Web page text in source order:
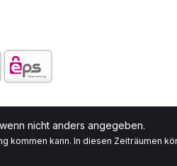
nicht anders angegeben.
kommen kann. In diesen Zeiträumen